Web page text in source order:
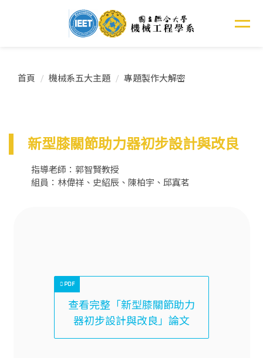
首頁 機械系五大主題 專題製作大解密
新型膝關節助力器初步設計與改良
指導老師：郭智賢教授
組員：林偉祥、史紹辰、陳柏宇、邱寘茗
查看完整「新型膝關節助力
器初步設計與改良」論文